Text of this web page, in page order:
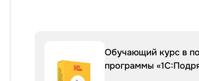
Обучающий курс в
программы